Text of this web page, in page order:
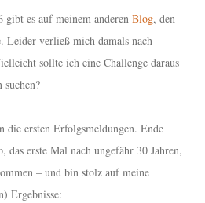
gibt es auf meinem anderenBlog, den
Leider verließ mich damals nach
sollte ich eine Challenge daraus
die ersten Erfolgsmeldungen. Ende
das erste Mal nach ungefähr 30 Jahren,
– und bin stolz auf meine
Ergebnisse: